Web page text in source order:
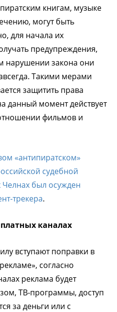
книгам, музыке
могут быть
для начала их
предупреждения,
нарушении закона они
Такими мерами
защитить права
данный момент действует
фильмов и
«антипиратском»
судебной
был осужден
трекера.
каналах
вступают поправки в
согласно
реклама будет
ТВ-программы, доступ
за деньги или с